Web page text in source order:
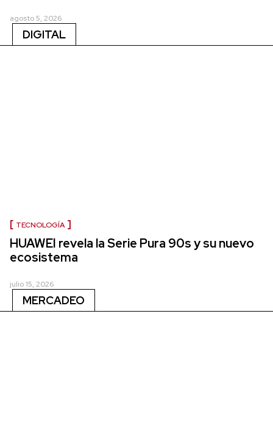
agosto 5, 2026
DIGITAL
TECNOLOGÍA
HUAWEI revela la Serie Pura 90s y su nuevo
ecosistema
julio 15, 2026
MERCADEO